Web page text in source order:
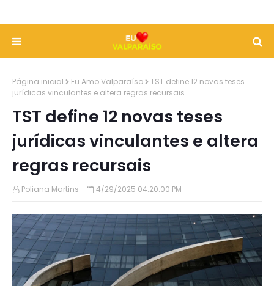
Página inicial Eu Amo Valparaíso
TST define 12 novas teses
jurídicas vinculantes e altera regras recursais
TST define 12 novas teses
jurídicas vinculantes e altera
regras recursais
Poliana Martins 4/29/2025 04:20:00 PM